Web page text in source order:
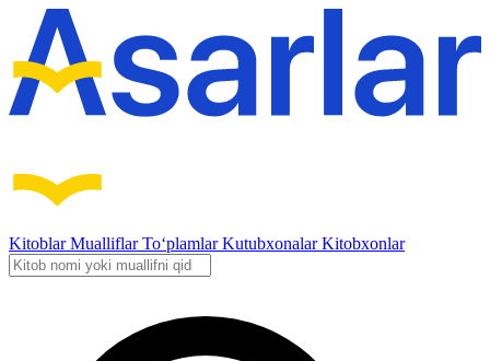
KitoblarMualliflarTo‘plamlarKutubxonalarKitobxonlar